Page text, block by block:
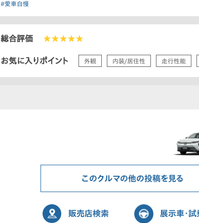
#愛車自慢
総合評価 ★★★★★
お気に入りポイント 外観 内装/居住性 走行性能
このクルマの他の投稿を見る
販売店検索 展示車・